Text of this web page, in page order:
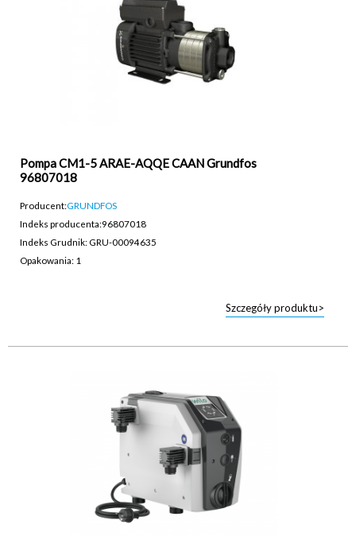
Pompa CM1-5 ARAE-AQQE CAAN Grundfos
96807018
Producent:GRUNDFOS
Indeks producenta:96807018
Indeks Grudnik: GRU-00094635
Opakowania: 1
Szczegóły produktu>